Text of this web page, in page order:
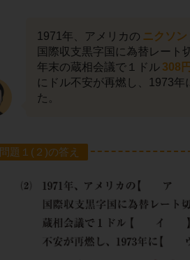
1971年、アメリカの ニクソン
国際収支黒字国に為替レート
年末の蔵相会議で１ドル 308円
にドル不安が再燃し、1973年
た。
問題１(２)の答え